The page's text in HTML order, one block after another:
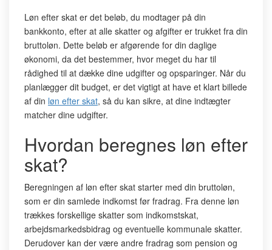
Løn efter skat er det beløb, du modtager på din
bankkonto, efter at alle skatter og afgifter er trukket fra din
bruttoløn. Dette beløb er afgørende for din daglige
økonomi, da det bestemmer, hvor meget du har til
rådighed til at dække dine udgifter og opsparinger. Når du
planlægger dit budget, er det vigtigt at have et klart billede
af din løn efter skat, så du kan sikre, at dine indtægter
matcher dine udgifter.
Hvordan beregnes løn efter
skat?
Beregningen af løn efter skat starter med din bruttoløn,
som er din samlede indkomst før fradrag. Fra denne løn
trækkes forskellige skatter som indkomstskat,
arbejdsmarkedsbidrag og eventuelle kommunale skatter.
Derudover kan der være andre fradrag som pension og